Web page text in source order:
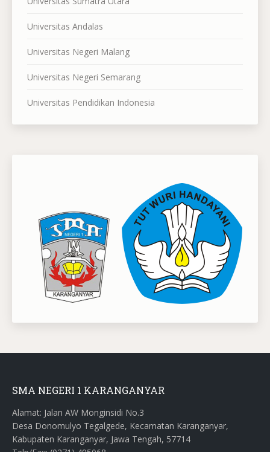
Universitas Andalas
Universitas Negeri Malang
Universitas Negeri Semarang
Universitas Pendidikan Indonesia
SMA NEGERI 1 KARANGANYAR
Alamat: Jalan AW Monginsidi No.3
Desa Donomulyo Tegalgede, Kecamatan Karanganyar,
Kabupaten Karanganyar, Jawa Tengah, 57714